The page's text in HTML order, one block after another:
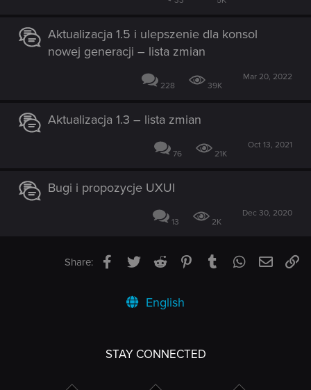
Aktualizacja 1.5 i ulepszenie dla konsol
nowej generacji – lista zmian
228 39K
Mar 20, 2022
Aktualizacja 1.3 – lista zmian
76 21K
Oct 13, 2021
Bugi i propozycje UXUI
13 2K
Dec 30, 2020
Share: Facebook
TwitterReddit PinterestTumblrWhatsApp
Email
English
STAY CONNECTED